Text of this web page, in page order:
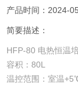
产品时间：2024-
简要描述：
HFP-80 电热恒温
容积：80L
温控范围：室温